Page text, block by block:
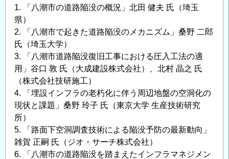
1. 「八潮市の道路陥没の概況」北田 健夫 氏（埼玉
県）
2. 「八潮市で起きた道路陥没のメカニズム」桑野 二郎
氏（埼玉大学）
3. 「⼋潮市道路陥没復旧工事における圧⼊⼯法の適
⽤」谷口 敦 氏（大成建設株式会社）、北村 晶之 氏
（株式会社技研施工）
4. 「埋設インフラの老朽化に伴う周辺地盤の空洞化の
現状と課題」桑野 玲子 氏（東京大学 生産技術研究
所）
5. 「路面下空洞調査技術による陥没予防の最新動向」
雑賀 正嗣 氏（ジオ・サーチ株式会社）
6. 「八潮市の道路陥没を踏まえたインフラマネジメン